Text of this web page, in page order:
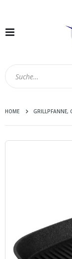
Navigation
HOME GRILLPFANNE,
Zum